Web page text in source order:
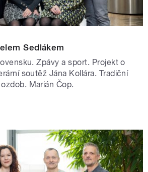
Sedlákem
Zpávy a sport. Projekt o
soutěž Jána Kollára. Tradiční
Marián Čop.